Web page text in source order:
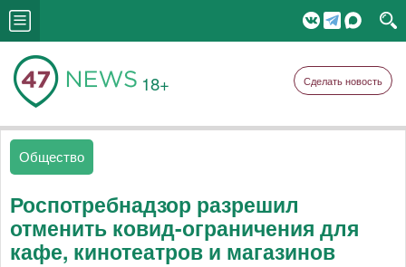
18+ Сделать новость
Общество
Роспотребнадзор разрешил
отменить ковид-ограничения для
кафе, кинотеатров и магазинов